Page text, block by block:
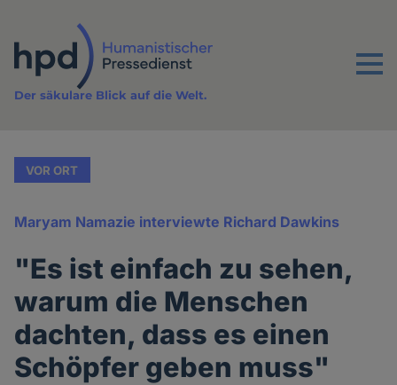
Inhalt
Menu
Der säkulare Blick auf die Welt.
VOR ORT
Maryam Namazie interviewte Richard Dawkins
"Es ist einfach zu sehen,
warum die Menschen
dachten, dass es einen
Schöpfer geben muss"